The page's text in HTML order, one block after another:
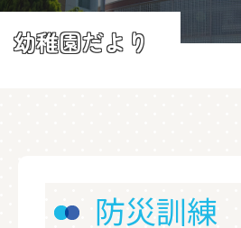
幼稚園だより
防災訓練